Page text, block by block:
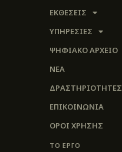
ΕΚΘΕΣΕΙΣ
ΥΠΗΡΕΣΙΕΣ
ΨΗΦΙΑΚΌ ΑΡΧΕΊΟ
ΝΕΑ
ΔΡΑΣΤΗΡΙΟΤΗΤΕΣ
ΕΠΙΚΟΙΝΩΝΊΑ
ΌΡΟΙ ΧΡΉΣΗΣ
ΤΟ ΕΡΓΟ